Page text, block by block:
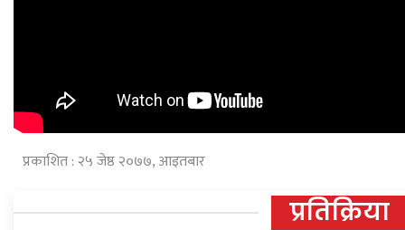
प्रकाशित : २५ जेष्ठ २०७७, आइतबार
प्रतिक्रिया